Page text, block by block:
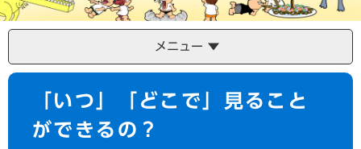
メニュー
本
「いつ」「どこで」見ること
ができるの？